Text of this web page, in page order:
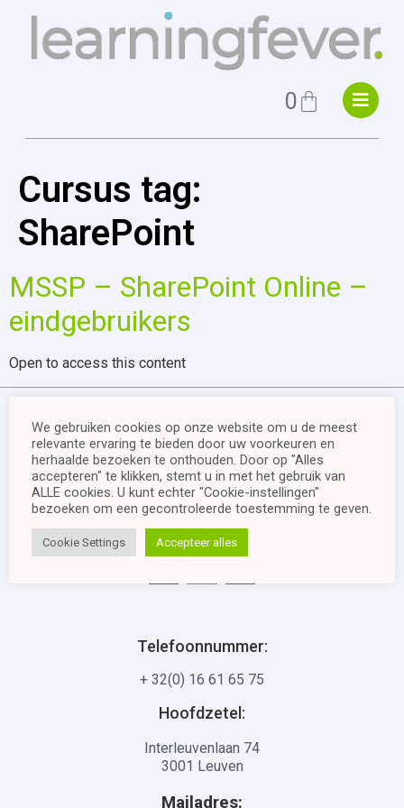
0
Cursus tag:
SharePoint
MSSP – SharePoint Online –
eindgebruikers
Open to access this content
Onderdeel van de Kompose groep.
Telefoonnummer:
+ 32(0) 16 61 65 75
Hoofdzetel:
Interleuvenlaan 74
3001 Leuven
Mailadres:
We gebruiken cookies op onze website om u de meest
relevante ervaring te bieden door uw voorkeuren en
herhaalde bezoeken te onthouden. Door op "Alles
accepteren" te klikken, stemt u in met het gebruik van
ALLE cookies. U kunt echter "Cookie-instellingen"
bezoeken om een ​​gecontroleerde toestemming te geven.
Cookie Settings Accepteer alles